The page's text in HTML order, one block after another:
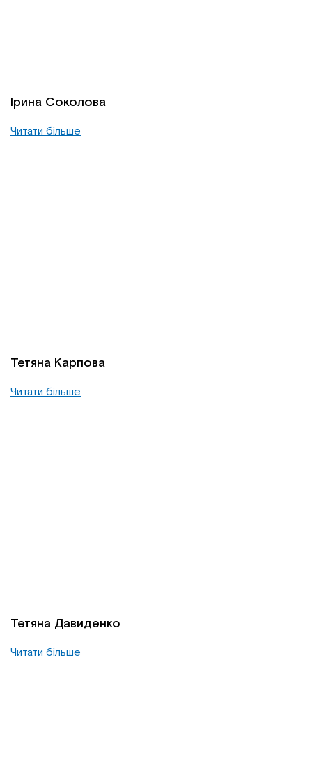
Ірина Соколова
Читати більше
Тетяна Карпова
Читати більше
Тетяна Давиденко
Читати більше